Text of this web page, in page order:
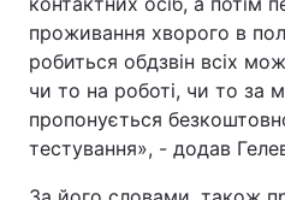
проживання хворого в
робиться обдзвін всіх
чи то на роботі, чи то за
пропонується
тестування», - додав